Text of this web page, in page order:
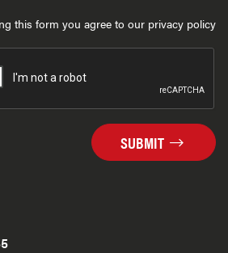
this form you agree to our privacy policy
SUBMIT